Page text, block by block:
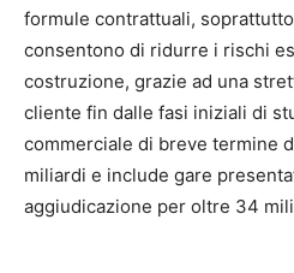
formule contrattuali,
consentono di ridurre i rischi
costruzione, grazie ad una
cliente fin dalle fasi iniziali di
commerciale di breve termine
miliardi e include gare
aggiudicazione per oltre 34